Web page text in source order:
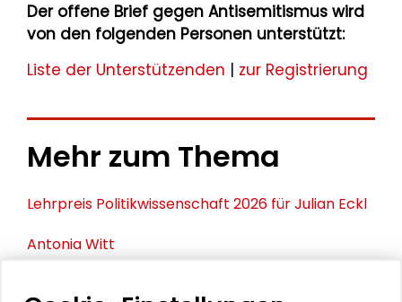
Der offene Brief gegen Antisemitismus wird
von den folgenden Personen unterstützt:
Liste der Unterstützenden | zur Registrierung
Mehr zum Thema
Lehrpreis Politikwissenschaft 2026 für Julian Eckl
Antonia Witt